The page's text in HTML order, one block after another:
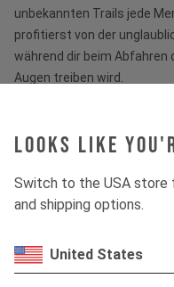
Looks like
Switch to the USA store
and shipping options.
United States
unbekannten Trails jede
profitierst von der
während dir beim Abfahren
Augen treiben wird.